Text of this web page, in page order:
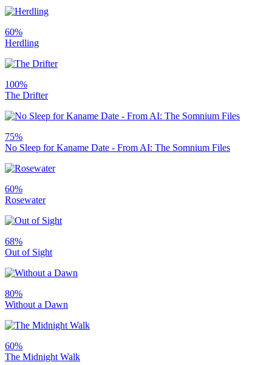
60%
Herdling
100%
The Drifter
75%
No Sleep for Kaname Date - From AI: The Somnium Files
60%
Rosewater
68%
Out of Sight
80%
Without a Dawn
60%
The Midnight Walk